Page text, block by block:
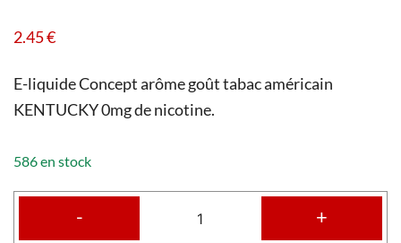
2.45€
E-liquide Concept arôme goût tabac américain
KENTUCKY 0mg de nicotine.
586 en stock
- +